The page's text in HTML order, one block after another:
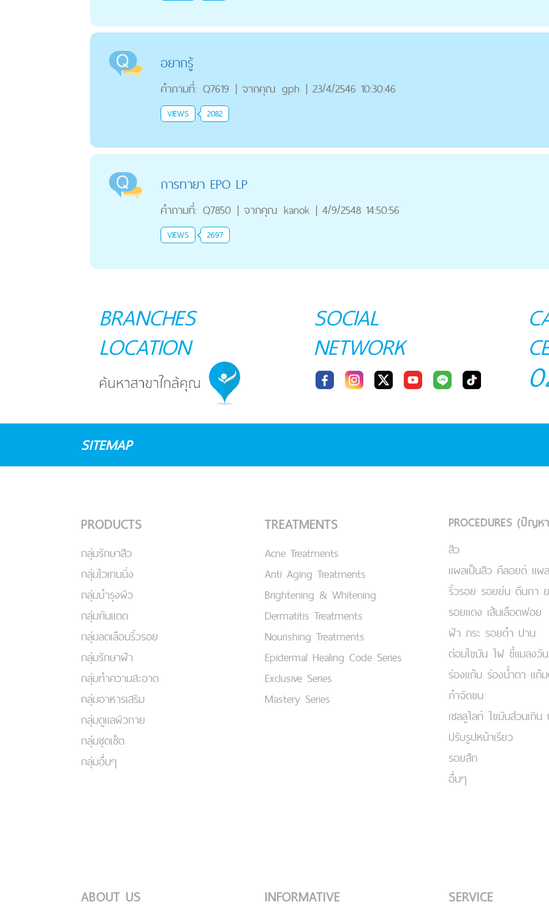
อยากรู้
คำถามที่: Q7619 | จากคุณ gph | 23/4/2546 10:30:46
VIEWS 2082
การทายา EPO LP
คำถามที่: Q7850 | จากคุณ kanok | 4/9/2548 14:50:56
VIEWS 2697
BRANCHES
LOCATION
SOCIAL
NETWORK
SITEMAP
PRODUCTS
กลุ่มรักษาสิว
กลุ่มไวเทนนิ่ง
กลุ่มบำรุงผิว
กลุ่มกันแดด
กลุ่มลดเลือนริ้วรอย
กลุ่มรักษาฝ้า
กลุ่มทำความสะอาด
กลุ่มอาหารเสริม
กลุ่มดูแลผิวกาย
กลุ่มชุดเซ็ต
กลุ่มอื่นๆ
TREATMENTS
Acne Treatments
Anti Aging Treatments
Brightening & Whitening
Dermatitis Treatments
Nourishing Treatments
Epidermal Healing Code Series
Exclusive Series
Mastery Series
PROCEDURES (ปัญห
สิว
แผลเป็นสิว คีลอยด์ แผ
ริ้วรอย รอยย่น ตีนกา
รอยแดง เส้นเลือดฟอย
ฝ้า กระ รอยดำ ปาน
ต่อมไขมัน ไฝ ขี้แมลงวั
ร่องแก้ม ร่องน้ำตา แก้
กำจัดขน
เชลลูไลท์ ไขมันส่วนเกิน
ปรับรูปหน้าเรียว
รอยสัก
อื่นๆ
ABOUT US INFORMATIVE SERVICE